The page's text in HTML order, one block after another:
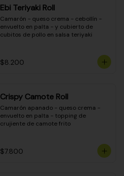
Ebi Teriyaki Roll
Camarón - queso crema - cebollín -
envuelto en palta - y cubierto de
cubitos de pollo en salsa teriyaki
$8.200
Crispy Camote Roll
Camarón apanado - queso crema -
envuelto en palta - topping de
crujiente de camote frito
$7.800